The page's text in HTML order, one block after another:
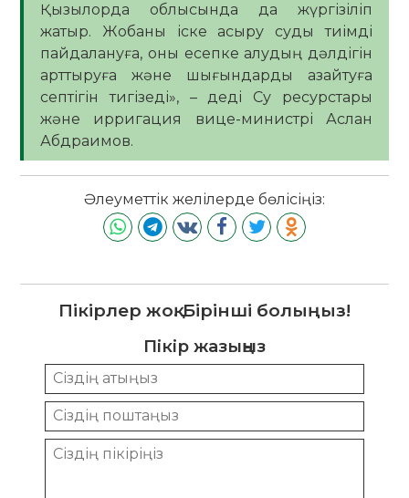
Қызылорда облысында да жүргізіліп
жатыр. Жобаны іске асыру суды тиімді
пайдалануға, оны есепке алудың дәлдігін
арттыруға және шығындарды азайтуға
септігін тигізеді», – деді Су ресурстары
және ирригация вице-министрі Аслан
Абдраимов.
Әлеуметтік желілерде бөлісіңіз:
Пікірлер жоқ. Бірінші болыңыз!
Пікір жазыңыз